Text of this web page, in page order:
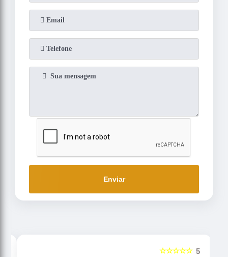
Enviar
5
☆☆☆☆☆